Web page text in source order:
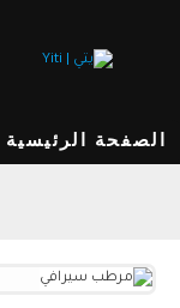
الصفحة الرئيسية